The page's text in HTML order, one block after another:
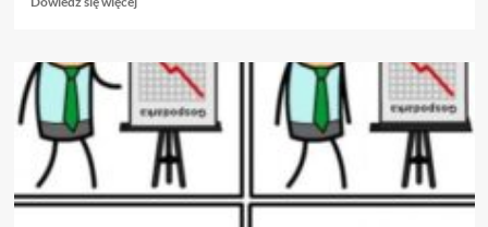
o
11.11.
Amnestia?
A
gdzie
winni?